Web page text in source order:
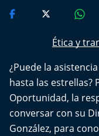
Tu Mereces Ser Feliz
Efemérides
Ética y
¿Puede la
hasta las estrellas?
Oportunidad, la
conversar con su
González, para